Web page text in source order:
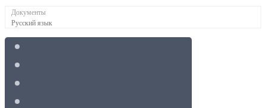
Документы
Русский язык